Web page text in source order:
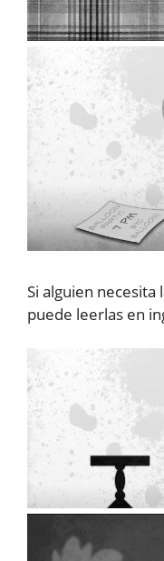
Si alguien necesita
puede leerlas en